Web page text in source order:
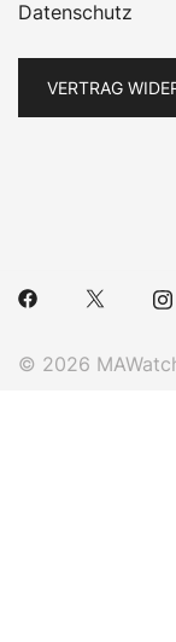
Datenschutz
VERTRAG
© 2026